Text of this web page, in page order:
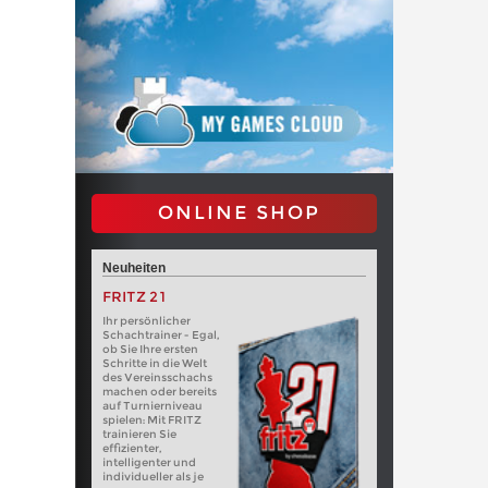
ONLINE SHOP
Neuheiten
FRITZ 21
Ihr persönlicher
Schachtrainer - Egal,
ob Sie Ihre ersten
Schritte in die Welt
des Vereinsschachs
machen oder bereits
auf Turnierniveau
spielen: Mit FRITZ
trainieren Sie
effizienter,
intelligenter und
individueller als je